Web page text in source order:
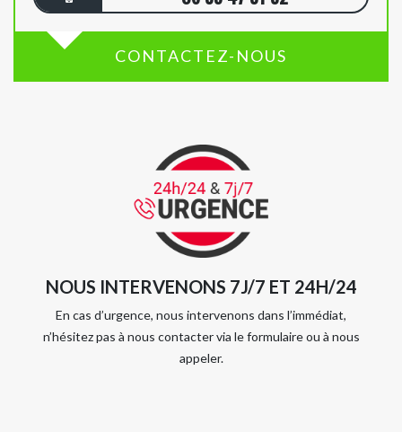
CONTACTEZ-NOUS
NOUS INTERVENONS 7J/7 ET 24H/24
En cas d’urgence, nous intervenons dans l’immédiat,
n’hésitez pas à nous contacter via le formulaire ou à nous
appeler.